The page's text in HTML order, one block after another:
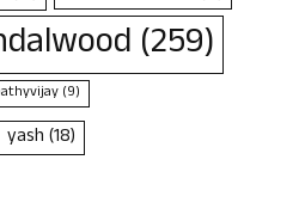
(259)
(9)
yash(18)